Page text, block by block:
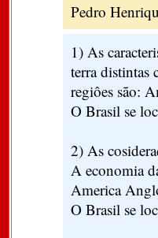
Pedro
1) As
terra distintas
regiôes são:
O Brasil se
2) As
A economia
America
O Brasil se